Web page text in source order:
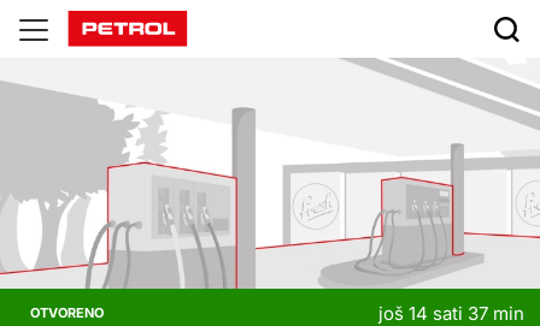
Prodajna
mjesta
OTVORENO još 14 sati 37 min